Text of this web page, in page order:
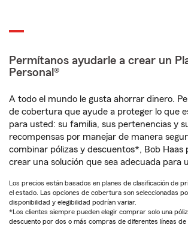
Permítanos ayudarle a crear un
Personal®
A todo el mundo le gusta ahorrar dinero.
de cobertura que ayude a proteger lo que
para usted: su familia, sus pertenencias y
recompensas por manejar de manera
combinar pólizas y descuentos*, Bob Haas
crear una solución que sea adecuada para
Los precios están basados en planes de clasificación de
el estado. Las opciones de cobertura son seleccionadas
disponibilidad y elegibilidad podrían variar.
*Los clientes siempre pueden elegir comprar solo una
descuento por dos o más compras de diferentes líneas de